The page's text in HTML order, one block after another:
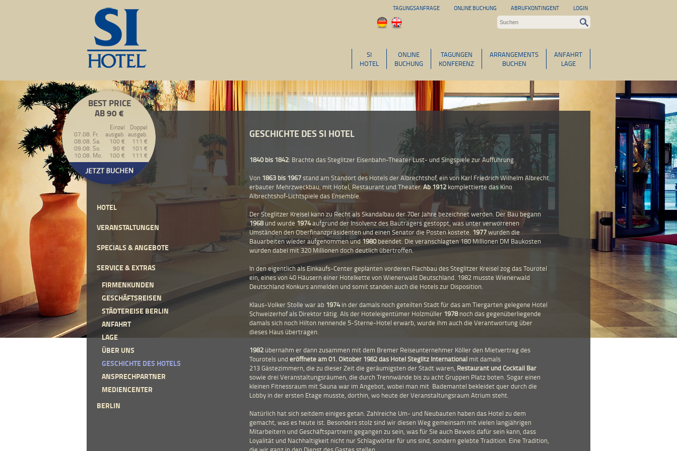
TAGUNGSANFRAGE ONLINE BUCHUNG ABRUFKONTINGENT LOGIN
ANFAHRT
LAGE
ARRANGEMENTS
BUCHEN
TAGUNGEN
KONFERENZ
ONLINE
BUCHUNG
SI
HOTEL
BEST PRICE
AB 90 €
Einzel
Doppel
07.08. Fr.
ausgeb. ausgeb.
08.08. Sa.
100 €
111 €
09.08. So.
90 €
101 €
10.08. Mo.
100 € 111 €
HOTEL
VERANSTALTUNGEN
SPECIALS & ANGEBOTE
SERVICE & EXTRAS
FIRMENKUNDEN
GESCHÄFTSREISEN
STÄDTEREISE BERLIN
ANFAHRT
LAGE
ÜBER UNS
GESCHICHTE DES HOTELS
ANSPRECHPARTNER
MEDIENCENTER
BERLIN
GESCHICHTE DES SI HOTEL
1840 bis 1842: Brachte das Steglitzer Eisenbahn-Theater Lust- und Singspiele zur Aufführung
Von 1863 bis 1967stand am Standort des Hotels der Albrechtshof, ein von Karl Friedrich Wilhelm Albrecht
erbauter Mehrzweckbau, mit Hotel, Restaurant und Theater.Ab 1912 komplettierte das Kino
Albrechtshof-Lichtspiele das Ensemble.
Der Steglitzer Kreisel kann zu Recht als Skandalbau der 70er Jahre bezeichnet werden. Der Bau begann
1968und wurde 1974aufgrund der Insolvenz des Bauträgers gestoppt, was unter verworrenen
Umständen den Oberfinanzpräsidenten und einen Senator die Posten kostete. 1977wurden die
Bauarbeiten wieder aufgenommen und1980beendet. Die veranschlagten 180 Millionen DM Baukosten
wurden dabei mit 320 Millionen doch deutlich übertroffen.
In den eigentlich als Einkaufs-Center geplanten vorderen Flachbau des Steglitzer Kreisel zog das Tourotel
ein, eines von 40 Häusern einer Hotelkette von Wienerwald Deutschland. 1982 musste Wienerwald
Deutschland Konkurs anmelden und somit standen auch die Hotels zur Disposition.
Klaus-Volker Stolle war ab 1974in der damals noch geteilten Stadt für das am Tiergarten gelegene Hotel
Schweizerhof als Direktor tätig. Als der Hoteleigentümer Holzmüller 1978noch das gegenüberliegende
damals sich noch Hilton nennende 5-Sterne-Hotel erwarb, wurde ihm auch die Verantwortung über
dieses Haus übertragen.
1982 übernahm er dann zusammen mit dem Bremer Reiseunternehmer Köller den Mietvertrag des
Tourotels und eröffnete am 01. Oktober 1982 das Hotel Steglitz International mit damals
213 Gästezimmern, die zu dieser Zeit die geräumigsten der Stadt waren, Restaurant und Cocktail Bar
sowie drei Veranstaltungsräumen, die durch Trennwände bis zu acht Gruppen Platz boten. Sogar einen
kleinen Fitnessraum mit Sauna war im Angebot, wobei man mit Bademantel bekleidet quer durch die
Lobby in der ersten Etage musste, dorthin, wo heute der Veranstaltungsraum Atrium steht.
Natürlich hat sich seitdem einiges getan. Zahlreiche Um- und Neubauten haben das Hotel zu dem
gemacht, was es heute ist. Besonders stolz sind wir diesen Weg gemeinsam mit vielen langjährigen
Mitarbeitern und Geschäftspartnern gegangen zu sein, was für Sie auch Beweis dafür sein kann, dass
Loyalität und Nachhaltigkeit nicht nur Schlagwörter für uns sind, sondern gelebte Tradition. Eine Tradition,